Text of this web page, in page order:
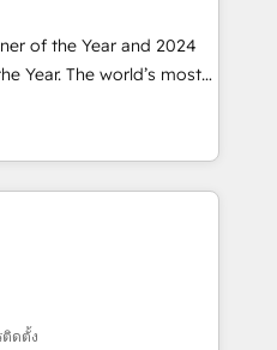
Custom integrations
✔️ User adoption
project-
through the
the right
time so operations
of the Year and 2024
Year. The world’s most
EMEA, APAC and NAM,
and
powered automation,
of trust built through
ติดตั้ง